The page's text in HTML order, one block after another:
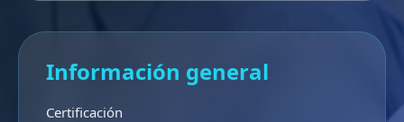
Información general
Certificación